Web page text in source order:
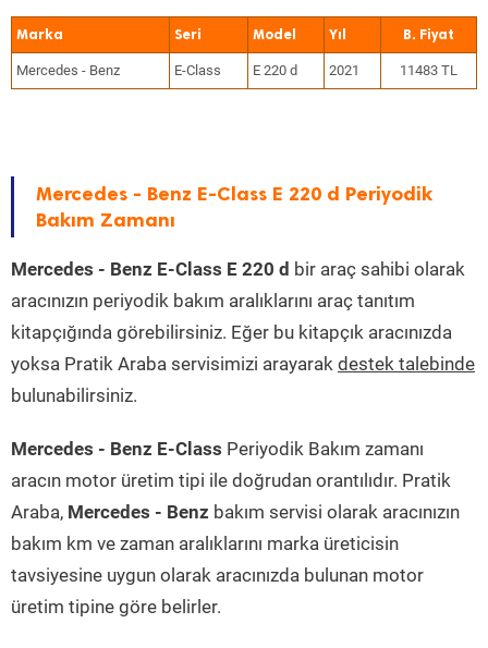
Marka Seri Model Yıl
Mercedes - Benz E-Class E 220 d 2021 11483 TL
Mercedes - Benz E-Class E 220 d Periyodik
Bakım Zamanı
Mercedes - Benz E-Class E 220 d bir araç sahibi olarak
aracınızın periyodik bakım aralıklarını araç tanıtım
kitapçığında görebilirsiniz. Eğer bu kitapçık aracınızda
yoksa Pratik Araba servisimizi arayarak destek talebinde
bulunabilirsiniz.
Mercedes - Benz E-Class Periyodik Bakım zamanı
aracın motor üretim tipi ile doğrudan orantılıdır. Pratik
Araba, Mercedes - Benz bakım servisi olarak aracınızın
bakım km ve zaman aralıklarını marka üreticisin
tavsiyesine uygun olarak aracınızda bulunan motor
üretim tipine göre belirler.